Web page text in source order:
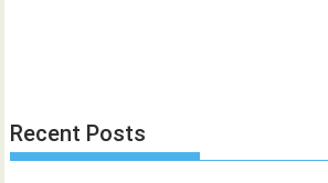
Recent Posts